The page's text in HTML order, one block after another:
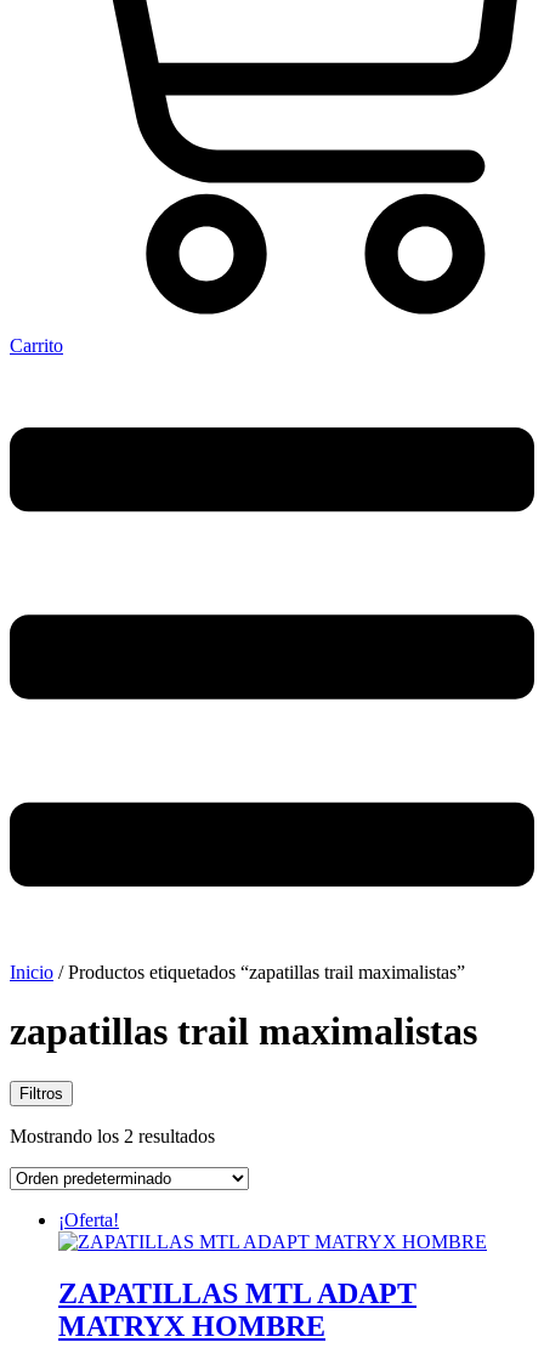
Carrito
Inicio / Productos etiquetados “zapatillas trail maximalistas”
zapatillas trail maximalistas
Filtros
Mostrando los 2 resultados
¡Oferta!
ZAPATILLAS MTL ADAPT
MATRYX HOMBRE